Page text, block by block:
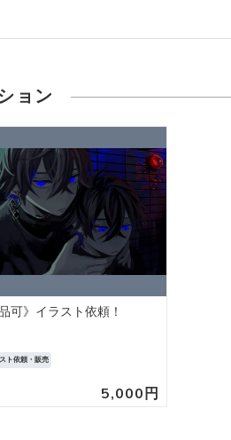
ョン
可》イラスト依頼！
ト依頼・販売
5,000円